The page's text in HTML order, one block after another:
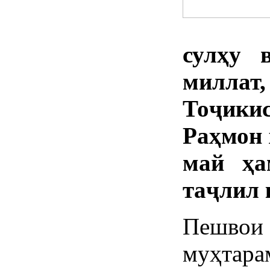
сулҳу
Раҳмон
май
таҷлил